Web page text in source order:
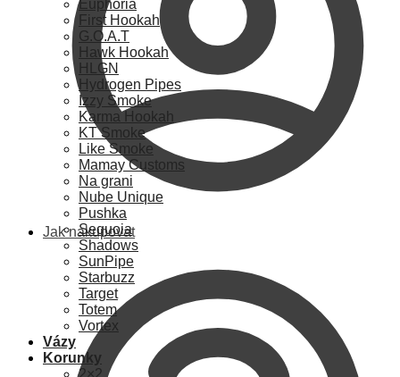
Jak nakupovat
Euphoria
First Hookah
G.O.A.T
Hawk Hookah
HLGN
Hydrogen Pipes
Izzy Smoke
Karma Hookah
KT Smoke
Like Smoke
Mamay Customs
Na grani
Nube Unique
Pushka
Sequoia
Shadows
SunPipe
Starbuzz
Target
Totem
Vortex
Vázy
Korunky
2×2